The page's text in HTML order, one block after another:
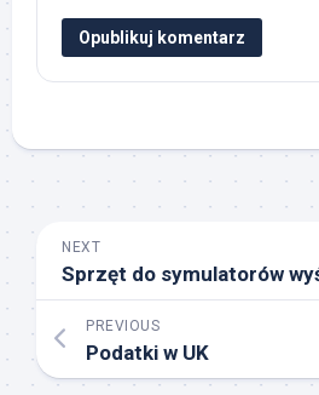
NEXT
PREVIOUS
Podatki w UK